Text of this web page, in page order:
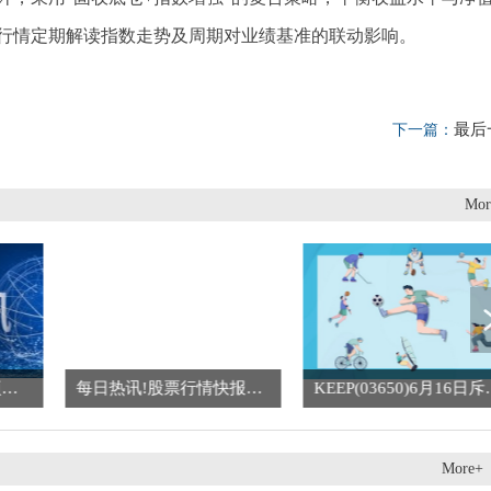
定期解读指数走势及周期对业绩基准的联动影响。
下一篇： 最后
每日热讯!股票行情快报：广康生化（300804）6月15日主力资金净卖出69.06万元 KEEP(03650)6月16日斥资23.76万港元回购10万股
More+